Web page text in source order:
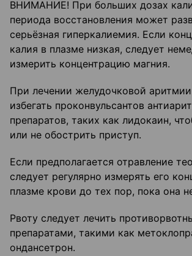
ВНИМАНИЕ! При больших дозах
периода восстановления может
серьёзная гиперкалиемия. Если
калия в плазме низкая, следует
измерить концентрацию магния.
При лечении желудочковой аритмии
избегать проконвульсантов
препаратов, таких как лидокаин,
или не обострить приступ.
Если предполагается отравление
следует регулярно измерять его
плазме крови до тех пор, пока она
Рвоту следует лечить
препаратами, такими как
ондансетрон.